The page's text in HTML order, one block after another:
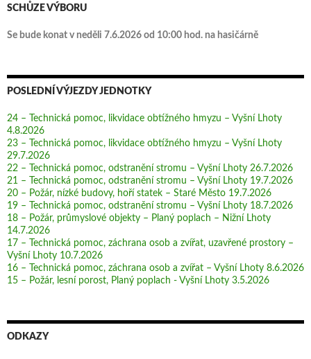
SCHŮZE VÝBORU
Se bude konat v neděli 7.6.2026 od 10:00 hod. na hasičárně
POSLEDNÍ VÝJEZDY JEDNOTKY
24 – Technická pomoc, likvidace obtížného hmyzu – Vyšní Lhoty
4.8.2026
23 – Technická pomoc, likvidace obtížného hmyzu – Vyšní Lhoty
29.7.2026
22 – Technická pomoc, odstranění stromu – Vyšní Lhoty 26.7.2026
21 – Technická pomoc, odstranění stromu – Vyšní Lhoty 19.7.2026
20 – Požár, nízké budovy, hoří statek – Staré Město 19.7.2026
19 – Technická pomoc, odstranění stromu – Vyšní Lhoty 18.7.2026
18 – Požár, průmyslové objekty – Planý poplach – Nižní Lhoty
14.7.2026
17 – Technická pomoc, záchrana osob a zvířat, uzavřené prostory –
Vyšní Lhoty 10.7.2026
16 – Technická pomoc, záchrana osob a zvířat – Vyšní Lhoty 8.6.2026
15 – Požár, lesní porost, Planý poplach - Vyšní Lhoty 3.5.2026
ODKAZY